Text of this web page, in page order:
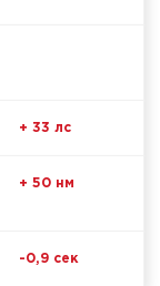
+ 33 лс
+ 50 нм
-0,9 сек